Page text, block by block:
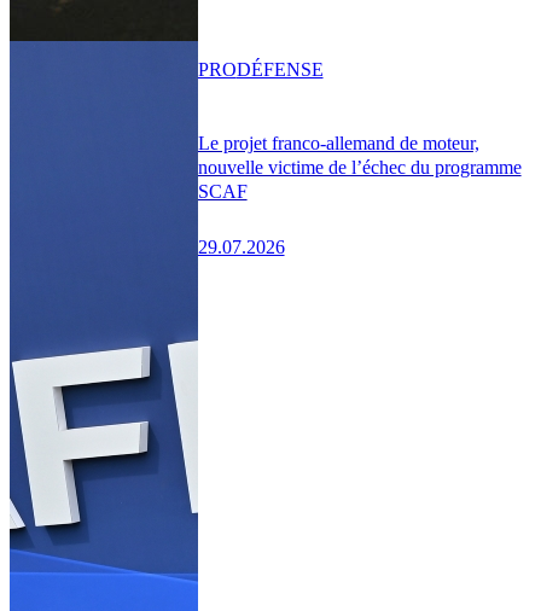
Le projet franco-allemand de moteur,
nouvelle victime de l’échec du programme
SCAF
29.07.2026
PRODÉFENSE